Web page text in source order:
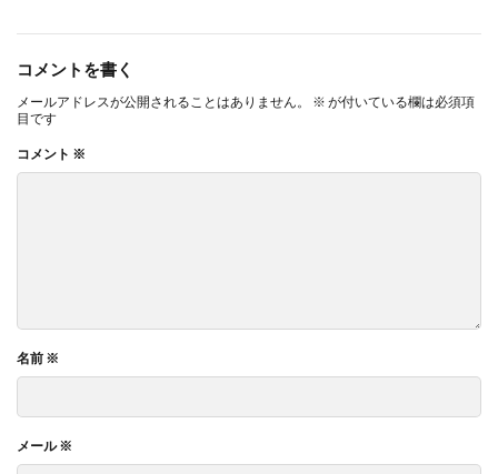
コメントを書く
メールアドレスが公開されることはありません。 ※ が付いている欄は必須項
目です
コメント ※
名前 ※
メール※